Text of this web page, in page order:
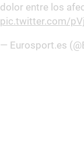
dolor entre los
pic.twitter.com/
— Eurosport.es